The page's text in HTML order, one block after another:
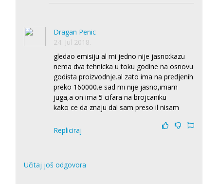
Dragan Penic
24. Jul 2018.
gledao emisiju al mi jedno nije jasno:kazu
nema dva tehnicka u toku godine na osnovu
godista proizvodnje.al zato ima na predjenih
preko 160000.e sad mi nije jasno,imam
juga,a on ima 5 cifara na brojcaniku
kako ce da znaju dal sam preso il nisam
Repliciraj
Učitaj još odgovora